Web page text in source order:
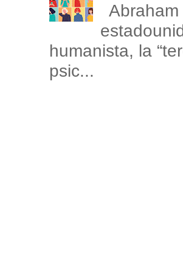
humanista, la
psic...